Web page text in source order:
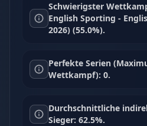
Schwierigster
English Sporting -
2026) (55.0%).
Perfekte Serien
Wettkampf): 0.
Durchschnittliche
Sieger: 62.5%.